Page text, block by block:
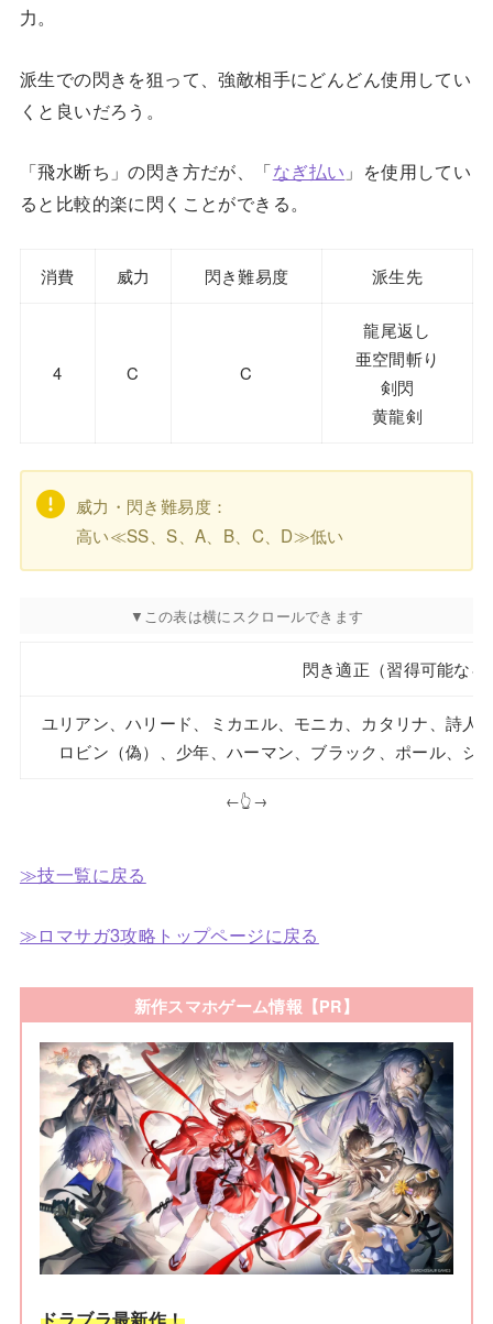
力。
派生での閃きを狙って、強敵相手にどんどん使用してい
くと良いだろう。
「飛水断ち」の閃き方だが、「なぎ払い 」を使用してい
ると比較的楽に閃くことができる。
消費 威力 閃き難易度 派生先
4 C C
龍尾返し
亜空間斬り
剣閃
黄龍剣
威力・閃き難易度：
高い≪SS、S、A、B、C、D≫低い
閃き適正（習得可能なキ
ユリアン、ハリード、ミカエル、モニカ、カタリナ、詩人
ロビン（偽）、少年、ハーマン、ブラック、ポール、シ
←👆→
≫技一覧に戻る
≫ロマサガ3攻略トップページに戻る
新作スマホゲーム情報【PR】
ドラブラ最新作！